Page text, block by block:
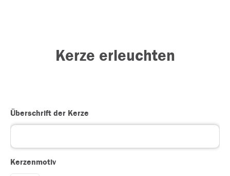
Kerze erleuchten
Überschrift der Kerze
Kerzenmotiv